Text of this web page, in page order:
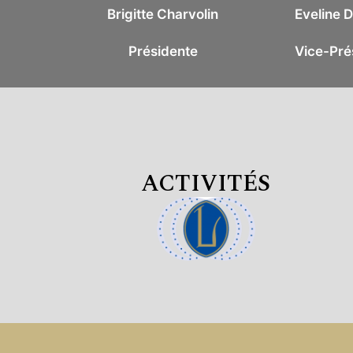
Brigitte Charvolin
Présidente
Eveline
Vice-
ACTIVITÉS